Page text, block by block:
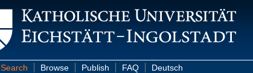
Search Browse Publish FAQ Deutsch